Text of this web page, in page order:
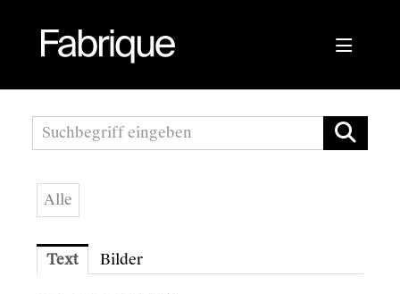
Pressemitteilungen
Fabrique Agency
Bioblo
Alle
Text Bilder